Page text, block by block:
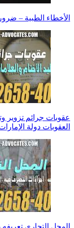
الأخطاء الطبية –
عقوبات جرائم تزوير
العقوبات دولة
المحل التجاري